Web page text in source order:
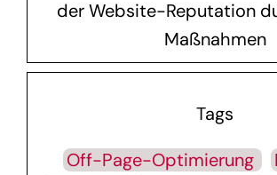
der Website-Reputation
Maßnahmen
Tags
Off-Page-Optimierung